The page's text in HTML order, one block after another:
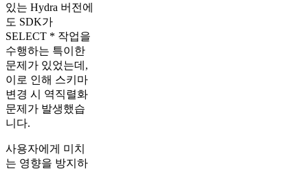
있는 Hydra 버전에
도 SDK가
SELECT * 작업을
수행하는 특이한
문제가 있었는데,
이로 인해 스키마
변경 시 역직렬화
문제가 발생했습
니다.
사용자에게 미치
는 영향을 방지하